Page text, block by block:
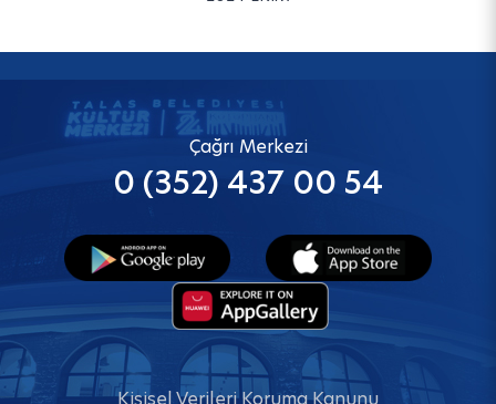
Çağrı Merkezi
0 (352) 437 00 54
Kişisel Verileri Koruma Kanunu